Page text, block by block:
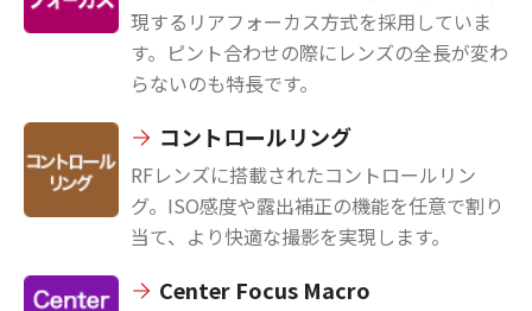
現するリアフォーカス方式を採用していま
す。ピント合わせの際にレンズの全長が変わ
らないのも特長です。
コントロールリング
RFレンズに搭載されたコントロールリン
グ。ISO感度や露出補正の機能を任意で割り
当て、より快適な撮影を実現します。
Center Focus Macro